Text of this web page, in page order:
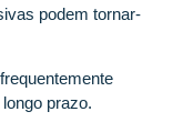
podem tornar-
prazo.